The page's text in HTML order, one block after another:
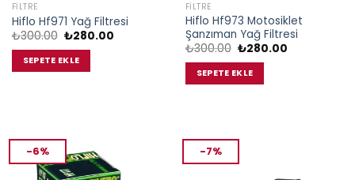
FILTRE
Hiflo Hf971 Yağ Filtresi
₺300.00 Orijinal
₺300.00.
₺280.00Şu
SEPETE EKLE
FILTRE
Hiflo Hf973 Motosiklet
Şanzıman Yağ Filtresi
₺300.00 Orijinal
₺300.00.
₺280.00Şu
SEPETE EKLE
-6% -7%